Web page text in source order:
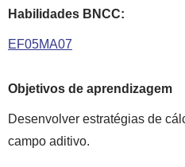
Habilidades BNCC:
EF05MA07
Objetivos de aprendizagem
Desenvolver estratégias de
campo aditivo.